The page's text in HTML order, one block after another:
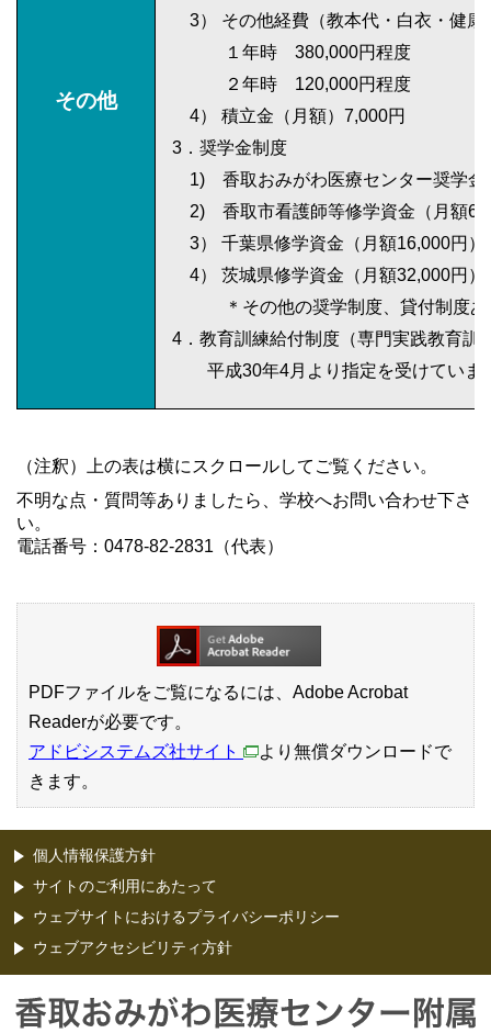
その他
3） その他経費（教本代・白衣・健康
１年時 380,000円程度
２年時 120,000円程度
4） 積立金（月額）7,000円
3．奨学金制度
1) 香取おみがわ医療センター奨学金
2) 香取市看護師等修学資金（月額
3） 千葉県修学資金（月額16,000円）
4） 茨城県修学資金（月額32,000円）
＊その他の奨学制度、貸付制度あ
4．教育訓練給付制度（専門実践教育訓
平成30年4月より指定を受けていま
（注釈）上の表は横にスクロールしてご覧ください。
不明な点・質問等ありましたら、学校へお問い合わせ下さ
い。
電話番号：0478-82-2831（代表）
PDFファイルをご覧になるには、Adobe Acrobat
Readerが必要です。
アドビシステムズ社サイト
より無償ダウンロードで
きます。
個人情報保護方針
サイトのご利用にあたって
ウェブサイトにおけるプライバシーポリシー
ウェブアクセシビリティ方針